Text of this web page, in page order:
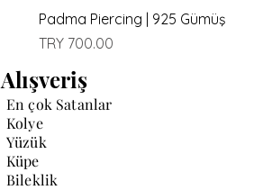
Padma Piercing | 925 Gümüş
Price
TRY 700.00
Alışveriş
En çok Satanlar
Kolye
Yüzük
Küpe
Bileklik